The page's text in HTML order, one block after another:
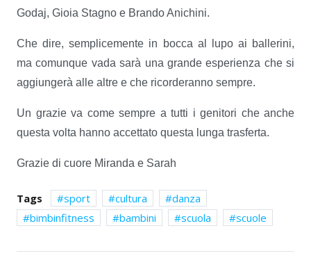
Godaj, Gioia Stagno e Brando Anichini.
Che dire, semplicemente in bocca al lupo ai ballerini,
ma comunque vada sarà una grande esperienza che si
aggiungerà alle altre e che ricorderanno sempre.
Un grazie va come sempre a tutti i genitori che anche
questa volta hanno accettato questa lunga trasferta.
Grazie di cuore Miranda e Sarah
Tags sport cultura
danza
bimbinfitness
bambini scuola scuole